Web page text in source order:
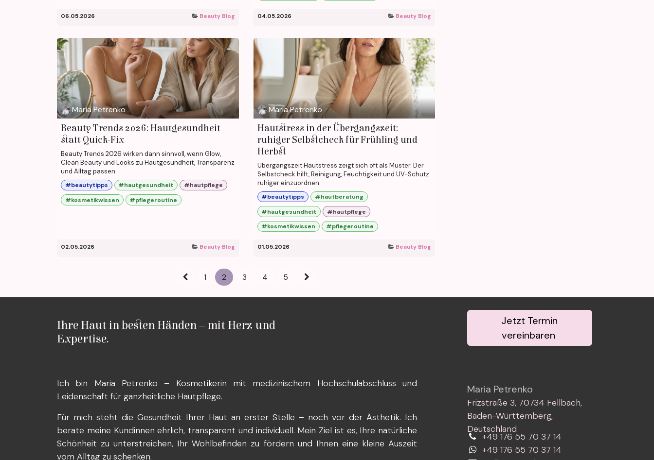
06.05.2026 Beauty Blog 04.05.2026 Beauty Blog
Maria Petrenko
Beauty Trends 2026: Hautgesundheit
statt Quick-Fix
Beauty Trends 2026 wirken dann sinnvoll, wenn Glow,
Clean Beauty und Looks zu Hautgesundheit, Transparenz
und Alltag passen.
#beautytipps #hautgesundheit
#hautpflege
#kosmetikwissen
#pflegeroutine
02.05.2026 Beauty Blog
Maria Petrenko
Hautstress in der Übergangszeit:
ruhiger Selbstcheck für Frühling und
Herbst
Übergangszeit Hautstress zeigt sich oft als Muster. Der
Selbstcheck hilft, Reinigung, Feuchtigkeit und UV-Schutz
ruhiger einzuordnen.
#beautytipps
#hautberatung
#hautgesundheit
#hautpflege
#kosmetikwissen
#pflegeroutine
01.05.2026 Beauty Blog
1 2 3 4 5
Ihre Haut in besten Händen – mit Herz und
Expertise.
Jetzt Termin
vereinbaren
Ich bin Maria Petrenko – Kosmetikerin mit medizinischem Hochschulabschluss und
Leidenschaft für ganzheitliche Hautpflege.
Für mich steht die Gesundheit Ihrer Haut an erster Stelle – noch vor der Ästhetik. Ich
berate meine Kundinnen ehrlich, transparent und individuell. Mein Ziel ist es, Ihre natürliche
Schönheit zu unterstreichen, Ihr Wohlbefinden zu fördern und Ihnen eine kleine Auszeit
vom Alltag zu schenken.
Maria Petrenko
Frizstraße 3, 70734 Fellbach,
Baden-Württemberg,
Deutschland
+49 176 55 70 37 14
+49 176 55 70 37 14